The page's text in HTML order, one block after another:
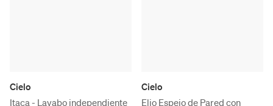
Cielo
Itaca - Lavabo independiente
Cielo
Elio Espejo de Pared con